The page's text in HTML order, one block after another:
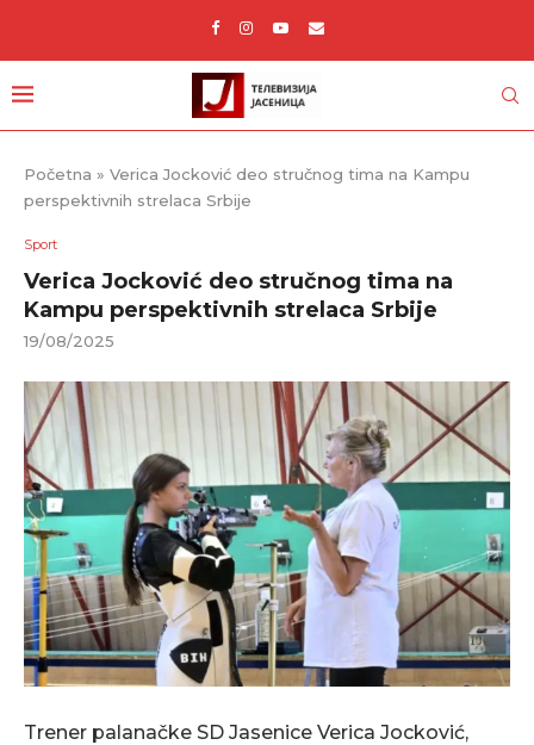
Početna » Verica Jocković deo stručnog tima na Kampu
perspektivnih strelaca Srbije
Sport
Verica Jocković deo stručnog tima na
Kampu perspektivnih strelaca Srbije
19/08/2025
Trener palanačke SD Jasenice Verica Jocković,